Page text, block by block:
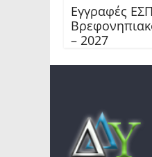
Εγγραφές
– 2027